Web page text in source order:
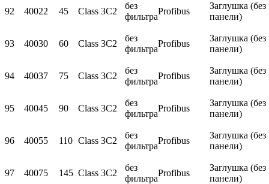
92 40022 45 Class 3C2
без
фильтра
Profibus
Заглушка (без
панели)
93 40030 60 Class 3C2
без
фильтра
Profibus
Заглушка (без
панели)
94 40037 75 Class 3C2
без
фильтра
Profibus
Заглушка (без
панели)
95 40045 90 Class 3C2
без
фильтра
Profibus
Заглушка (без
панели)
96 40055 110 Class 3C2
без
фильтра
Profibus
Заглушка (без
панели)
97 40075 145 Class 3C2
без
фильтра
Profibus
Заглушка (без
панели)